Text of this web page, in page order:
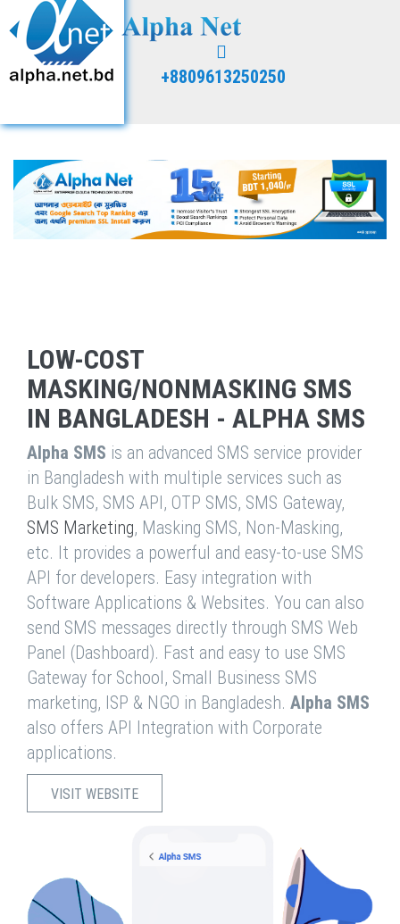
+8809613250250
LOW-COST
MASKING/NONMASKING SMS
IN BANGLADESH - ALPHA SMS
Alpha SMS is an advanced SMS service provider
in Bangladesh with multiple services such as
Bulk SMS, SMS API, OTP SMS, SMS Gateway,
SMS Marketing, Masking SMS, Non-Masking,
etc. It provides a powerful and easy-to-use SMS
API for developers. Easy integration with
Software Applications & Websites. You can also
send SMS messages directly through SMS Web
Panel (Dashboard). Fast and easy to use SMS
Gateway for School, Small Business SMS
marketing, ISP & NGO in Bangladesh. Alpha SMS
also offers API Integration with Corporate
applications.
VISIT WEBSITE